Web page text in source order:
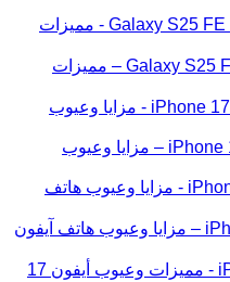
سعر ومواصفات سامسونج Galaxy S25 FE – مميزات
سعر ومواصفات iPhone 17 Pro Max – مزايا وعيوب
سعر ومواصفات iPhone 17 Pro – مزايا وعيوب هاتف آيفون